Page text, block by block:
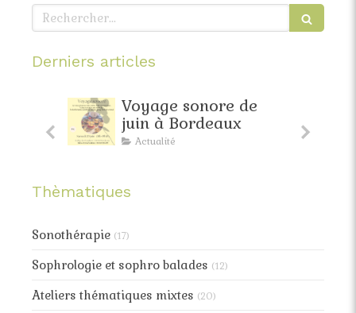
Rechercher
Derniers articles
sonore de
à Bordeaux
Relaxation d'avril
Bordeaux :
de la douceur au
Thèmatiques
Sonothérapie (17)
Sophrologie et sophro balades (12)
Ateliers thématiques mixtes (20)